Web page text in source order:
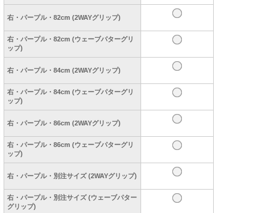
右・パープル・82cm (2WAYグリップ)
右・パープル・82cm (ウェーブパターグリ
ップ)
右・パープル・84cm (2WAYグリップ)
右・パープル・84cm (ウェーブパターグリ
ップ)
右・パープル・86cm (2WAYグリップ)
右・パープル・86cm (ウェーブパターグリ
ップ)
右・パープル・別注サイズ (2WAYグリップ)
右・パープル・別注サイズ (ウェーブパター
グリップ)